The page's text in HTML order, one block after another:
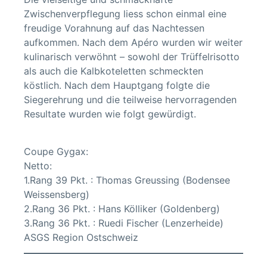
Zwischenverpflegung liess schon einmal eine
freudige Vorahnung auf das Nachtessen
aufkommen. Nach dem Apéro wurden wir weiter
kulinarisch verwöhnt – sowohl der Trüffelrisotto
als auch die Kalbkoteletten schmeckten
köstlich. Nach dem Hauptgang folgte die
Siegerehrung und die teilweise hervorragenden
Resultate wurden wie folgt gewürdigt.
Coupe Gygax:
Netto:
1.Rang 39 Pkt. : Thomas Greussing (Bodensee
Weissensberg)
2.Rang 36 Pkt. : Hans Kölliker (Goldenberg)
3.Rang 36 Pkt. : Ruedi Fischer (Lenzerheide)
ASGS Region Ostschweiz